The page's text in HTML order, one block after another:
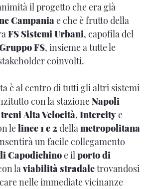
il progetto che era già
Campaniae che è frutto della
FS Sistemi Urbani, capofila del
FS, insieme a tutte le
coinvolti.
è al centro di tutti gli altri sistemi
con la stazioneNapoli
treniAlta Velocità, Intercitye
lelinee 1 e 2dellametropolitana
un facile collegamento
Capodichinoe ilporto di
laviabilità stradaletrovandosi
nelle immediate vicinanze